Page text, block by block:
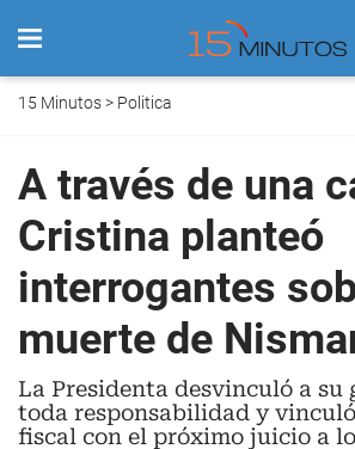
15 Minutos> Politica
A través de una
Cristina planteó
interrogantes
muerte de
La Presidenta desvinculó a su
toda responsabilidad y vinculó
fiscal con el próximo juicio a